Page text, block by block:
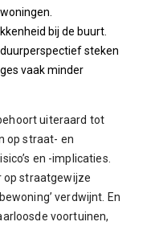
bij de buurt.
steken
vaak minder
uiteraard tot
op straat- en
en -implicaties.
op straatgewijze
verdwijnt. En
voortuinen,